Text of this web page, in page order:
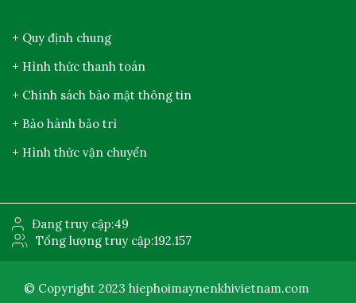
+ Quy định chung
+ Hình thức thanh toán
+ Chính sách bảo mật thông tin
+ Bảo hành bảo trì
+ Hình thức vận chuyển
Đang truy cập:49
Tổng lượng truy cập:192.157
© Copyright 2023 hiephoimaynenkhivietnam.com